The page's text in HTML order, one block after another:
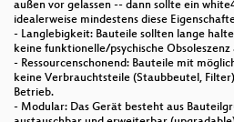
außen vor gelassen -- dann sollte ein
idealerweise mindestens diese
- Langlebigkeit: Bauteile sollten lange
keine funktionelle/psychische Obsoleszenz
- Ressourcenschonend: Bauteile mit
keine Verbrauchtsteile (Staubbeutel,
Betrieb.
- Modular: Das Gerät besteht aus